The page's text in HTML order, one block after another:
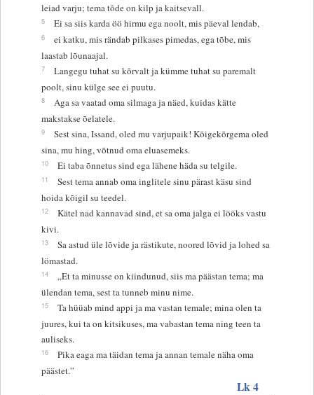
leiad varju; tema tõde on kilp ja kaitsevall.
5 Ei sa siis karda öö hirmu ega noolt, mis päeval lendab,
6
ei katku, mis rändab pilkases pimedas, ega tõbe, mis
laastab lõunaajal.
7
Langegu tuhat su kõrvalt ja kümme tuhat su paremalt
poolt, sinu külge see ei puutu.
8
Aga sa vaatad oma silmaga ja näed, kuidas kätte
makstakse õelatele.
9
Sest sina, Issand, oled mu varjupaik! Kõigekõrgema oled
sina, mu hing, võtnud oma eluasemeks.
10 Ei taba õnnetus sind ega lähene häda su telgile.
11
Sest tema annab oma inglitele sinu pärast käsu sind
hoida kõigil su teedel.
12
Kätel nad kannavad sind, et sa oma jalga ei lööks vastu
kivi.
13
Sa astud üle lõvide ja rästikute, noored lõvid ja lohed sa
lömastad.
14
„Et ta minusse on kiindunud, siis ma päästan tema; ma
ülendan tema, sest ta tunneb minu nime.
15
Ta hüüab mind appi ja ma vastan temale; mina olen ta
juures, kui ta on kitsikuses, ma vabastan tema ning teen ta
auliseks.
16
Pika eaga ma täidan tema ja annan temale näha oma
päästet.”
Lk 4